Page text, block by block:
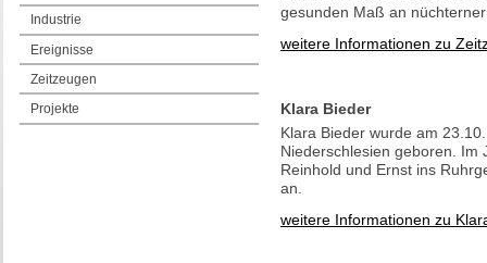
Industrie
Ereignisse
Zeitzeugen
Projekte
gesunden Maß an
weitere Informationen zu
Klara Bieder
Klara Bieder wurde am
Niederschlesien geboren. Im
Reinhold und Ernst ins
an.
weitere Informationen zu